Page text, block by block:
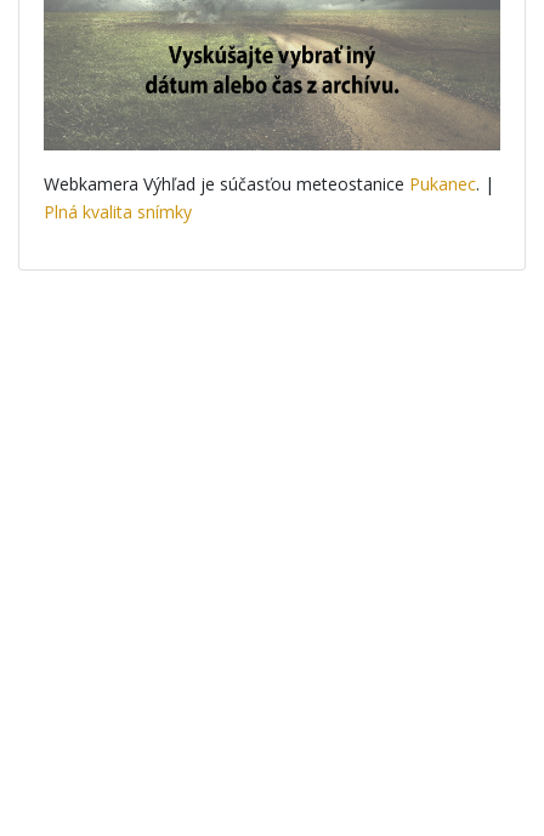
Webkamera Výhľad je súčasťou meteostanice Pukanec. |
Plná kvalita snímky